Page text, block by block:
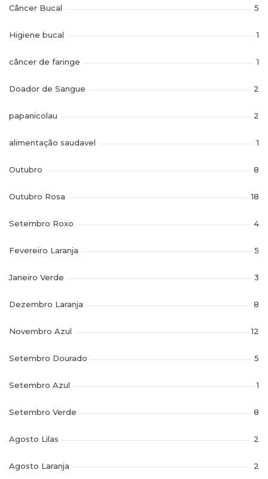
Câncer Bucal 5
Higiene bucal 1
câncer de faringe 1
Doador de Sangue 2
papanicolau 2
alimentação saudavel 1
Outubro 8
Outubro Rosa 18
Setembro Roxo 4
Fevereiro Laranja 5
Janeiro Verde 3
Dezembro Laranja 8
Novembro Azul 12
Setembro Dourado 5
Setembro Azul 1
Setembro Verde 8
Agosto Lilas 2
Agosto Laranja 2